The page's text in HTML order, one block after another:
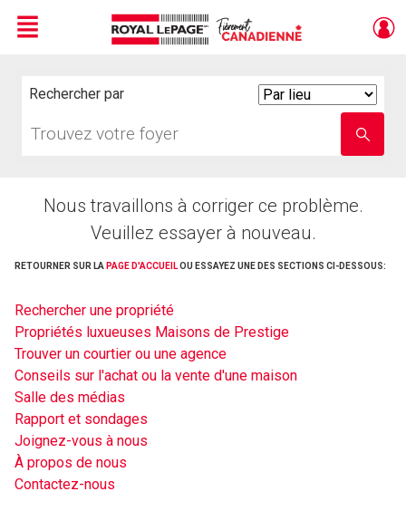
Menu
Rechercher par
votre
nom
Nous travaillons à corriger ce problème.
Veuillez essayer à nouveau.
RETOURNER SUR LA PAGE D'ACCUEILOU ESSAYEZ UNE DES SECTIONS CI-DESSOUS:
Rechercher une propriété
Propriétés luxueuses Maisons de Prestige
Trouver un courtier ou une agence
Conseils sur l'achat ou la vente d'une maison
Salle des médias
Rapport et sondages
Joignez-vous à nous
À propos de nous
Contactez-nous